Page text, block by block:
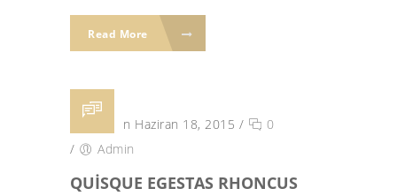
Read More
Posted on Haziran 18, 2015 /
0
/
Admin
QUISQUE EGESTAS RHONCUS